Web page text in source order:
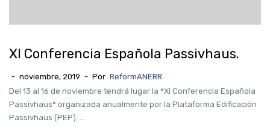
XI Conferencia Española Passivhaus.
- noviembre, 2019 - Por ReformANERR
Del 13 al 16 de noviembre tendrá lugar la *XI Conferencia Española
Passivhaus* organizada anualmente por la Plataforma Edificación
Passivhaus (PEP). ...